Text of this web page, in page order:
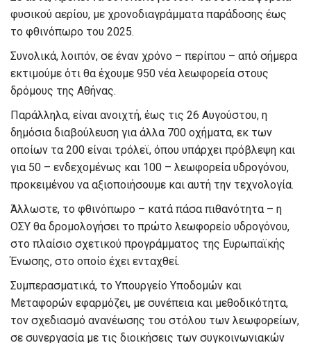
φυσικού αερίου, με χρονοδιαγράμματα παράδοσης έως
το φθινόπωρο του 2025.
Συνολικά, λοιπόν, σε έναν χρόνο – περίπου – από σήμερα
εκτιμούμε ότι θα έχουμε 950 νέα λεωφορεία στους
δρόμους της Αθήνας.
Παράλληλα, είναι ανοιχτή, έως τις 26 Αυγούστου, η
δημόσια διαβούλευση για άλλα 700 οχήματα, εκ των
οποίων τα 200 είναι τρόλεϊ, όπου υπάρχει πρόβλεψη και
για 50 – ενδεχομένως και 100 – λεωφορεία υδρογόνου,
προκειμένου να αξιοποιήσουμε και αυτή την τεχνολογία.
Άλλωστε, το φθινόπωρο – κατά πάσα πιθανότητα – η
ΟΣΥ θα δρομολογήσει το πρώτο λεωφορείο υδρογόνου,
στο πλαίσιο σχετικού προγράμματος της Ευρωπαϊκής
Ένωσης, στο οποίο έχει ενταχθεί.
Συμπερασματικά, το Υπουργείο Υποδομών και
Μεταφορών εφαρμόζει, με συνέπεια και μεθοδικότητα,
τον σχεδιασμό ανανέωσης του στόλου των λεωφορείων,
σε συνεργασία με τις διοικήσεις των συγκοινωνιακών